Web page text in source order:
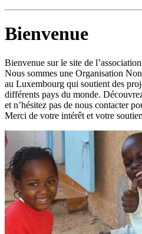
Bienvenue
Bienvenue sur le site de
Nous sommes une Organisation
au Luxembourg qui soutient des
différents pays du monde.
et n’hésitez pas de nous contacter
Merci de votre intérêt et votre